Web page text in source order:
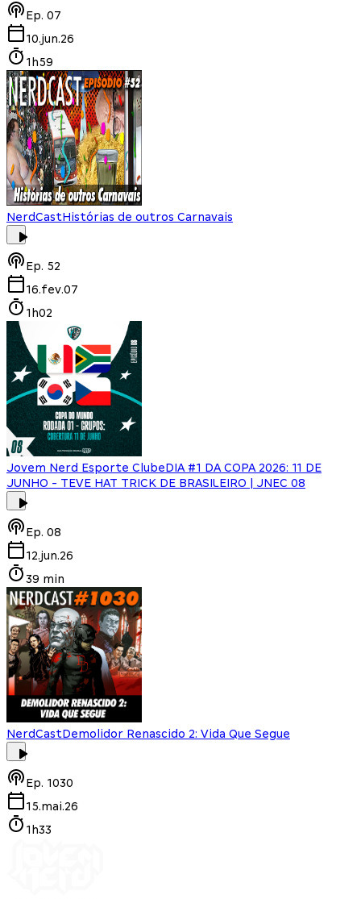
Ep. 07
10.jun.26
1h59
NerdCastHistórias de outros Carnavais
Ep. 52
16.fev.07
1h02
Jovem Nerd Esporte ClubeDIA #1 DA COPA 2026: 11 DE
JUNHO - TEVE HAT TRICK DE BRASILEIRO | JNEC 08
Ep. 08
12.jun.26
39 min
NerdCastDemolidor Renascido 2: Vida Que Segue
Ep. 1030
15.mai.26
1h33